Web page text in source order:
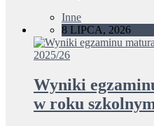
Inne
8 LIPCA, 2026
Wyniki
w roku